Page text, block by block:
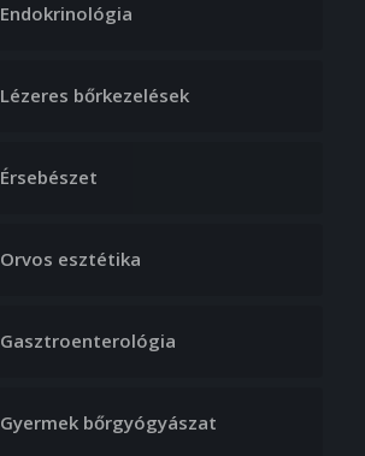
Endokrinológia
Lézeres bőrkezelések
Érsebészet
Orvos esztétika
Gasztroenterológia
Gyermek bőrgyógyászat